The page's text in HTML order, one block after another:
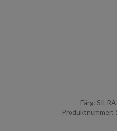
Färg:
Produktnummer: